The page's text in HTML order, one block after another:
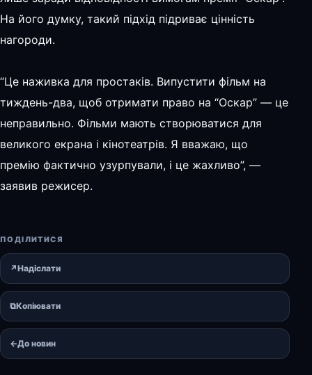
На його думку, такий підхід підриває цінність
нагороди.
“Це наживка для простаків. Випустити фільм на
тиждень-два, щоб отримати право на “Оскар” — це
неправильно. Фільми мають створюватися для
великого екрана і кінотеатрів. Я вважаю, що
премію фактично узурпували, і це жахливо”, —
заявив режисер.
ПОДІЛИТИСЯ
↗Надіслати
⧉Копіювати
←До новин